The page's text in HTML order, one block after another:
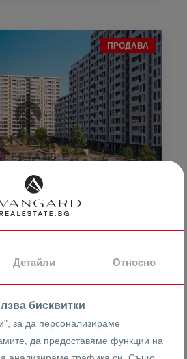
ПРОДАВА
/m2
ТРАКИЯ!
Детайли Относно
бисквитки
за да персонализираме
да предоставяме функции на